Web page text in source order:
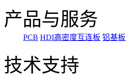
产品与服务
PCB HDI高密度互连板 铝基板
技术支持